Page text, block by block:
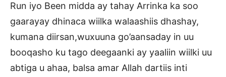
Run iyo Been midda ay tahay Arrinka ka soo
gaarayay dhinaca wiilka walaashiis dhashay,
kumana diirsan,wuxuuna go’aansaday in uu
booqasho ku tago deegaanki ay yaaliin wiilki uu
abtiga u ahaa, balsa amar Allah dartiis inti